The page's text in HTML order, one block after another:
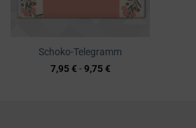
Schoko-Telegramm
7,95€-9,75€